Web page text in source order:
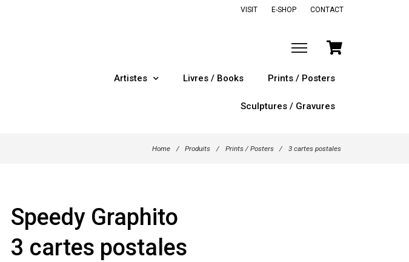
VISIT E-SHOP CONTACT
Artistes Livres / Books Prints / Posters
Sculptures / Gravures
Home / Produits / Prints / Posters / 3 cartes postales
Speedy Graphito
3 cartes postales